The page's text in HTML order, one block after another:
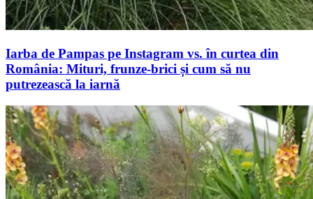
Iarba de Pampas pe Instagram vs. în curtea din
România: Mituri, frunze-brici și cum să nu
putrezească la iarnă